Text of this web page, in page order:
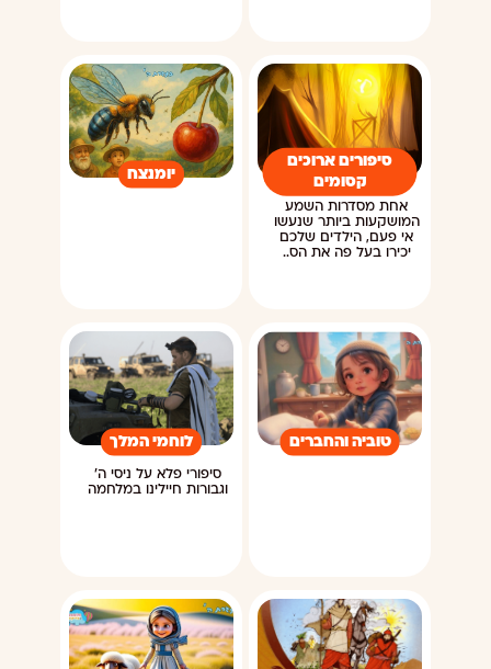
סיפורים ארוכים
קסומים
אחת מסדרות השמע
המושקעות ביותר שנעשו
אי פעם, הילדים שלכם
יכירו בעל פה את הס..
יומנצח
טוביה והחברים לוחמי המלך
סיפורי פלא על ניסי ה'
וגבורות חיילינו במלחמה